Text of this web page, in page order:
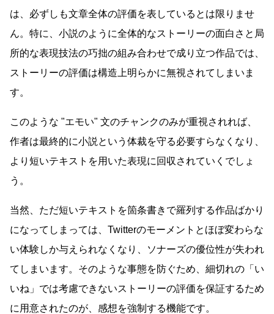
は、必ずしも文章全体の評価を表しているとは限りませ
ん。特に、小説のように全体的なストーリーの面白さと局
所的な表現技法の巧拙の組み合わせで成り立つ作品では、
ストーリーの評価は構造上明らかに無視されてしまいま
す。
このような エモい
文のチャンクのみが重視されれば、
作者は最終的に小説という体裁を守る必要すらなくなり、
より短いテキストを用いた表現に回収されていくでしょ
う。
当然、ただ短いテキストを箇条書きで羅列する作品ばかり
になってしまっては、Twitterのモーメントとほぼ変わらな
い体験しか与えられなくなり、ソナーズの優位性が失われ
てしまいます。そのような事態を防ぐため、細切れの「い
いね」では考慮できないストーリーの評価を保証するため
に用意されたのが、感想を強制する機能です。